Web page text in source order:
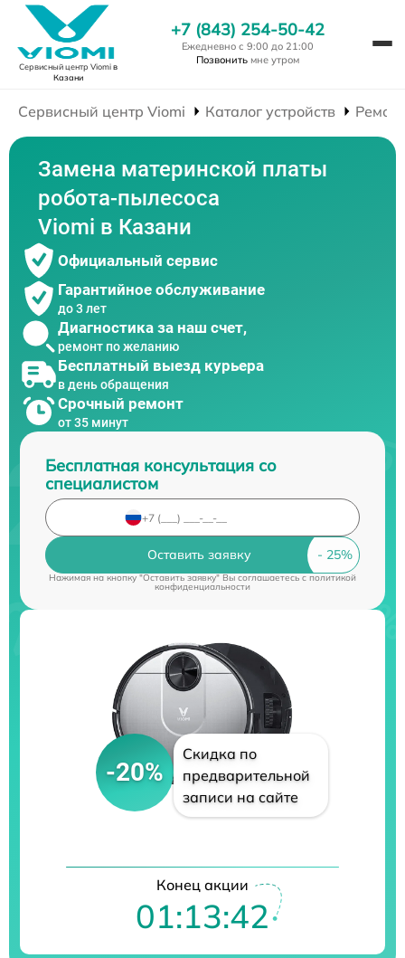
Сервисный центр Viomiв
Казани
+7 (843) 254-50-42
Ежедневно с 9:00 до 21:00
Позвонить мне утром
Сервисный центр Viomi Каталог устройств
Замена материнской платы
робота-пылесоса
Viomi в Казани
Официальный сервис
Гарантийное обслуживание
до 3 лет
Диагностика за наш счет,
ремонт по желанию
Бесплатный выезд курьера
в день обращения
Срочный ремонт
от 35 минут
Бесплатная консультация со
специалистом
Оставить заявку
Нажимая на кнопку "Оставить заявку" Вы соглашаетесь cполитикой
конфиденциальности
-20%
Скидка по
предварительной
записи на сайте
Конец акции
01:13:41